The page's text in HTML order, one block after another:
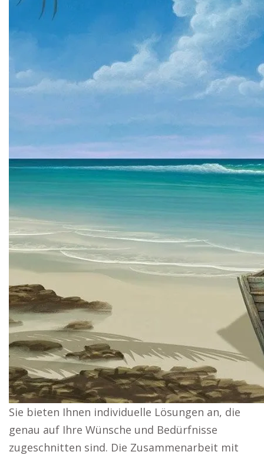
Sie bieten Ihnen individuelle Lösungen an, die
genau auf Ihre Wünsche und Bedürfnisse
zugeschnitten sind. Die Zusammenarbeit mit